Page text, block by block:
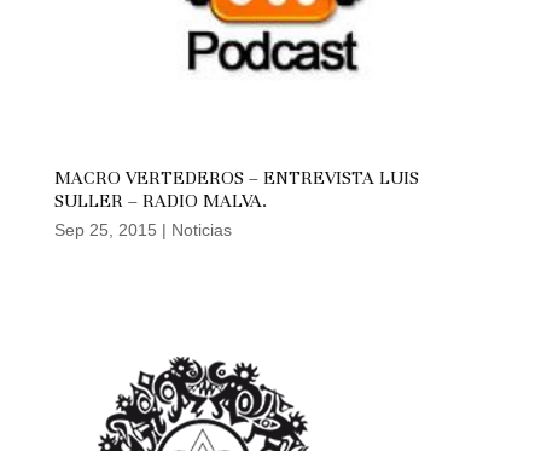
MACRO VERTEDEROS – ENTREVISTA LUIS
SULLER – RADIO MALVA.
Sep 25, 2015 | Noticias